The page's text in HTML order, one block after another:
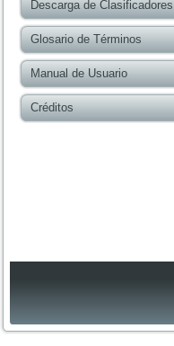
Descarga de Clasificadores
Glosario de Términos
Manual de Usuario
Créditos